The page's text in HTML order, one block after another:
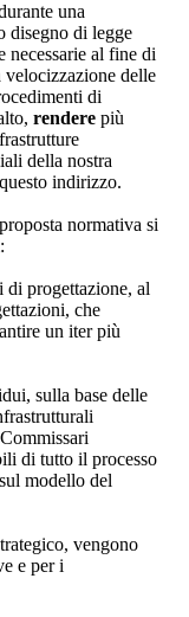
una
disegno di legge
necessarie al fine di
velocizzazione delle
di
rendere più
della nostra
indirizzo.
normativa si
progettazione, al
che
un iter più
sulla base delle
di tutto il processo
modello del
vengono
e per i